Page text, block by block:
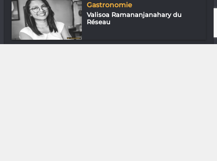
Gastronomie
Valisoa Ramananjanahary du
Réseau